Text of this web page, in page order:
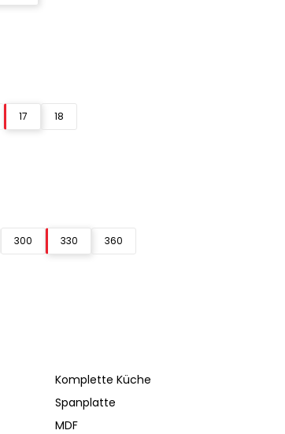
17 18
300 330 360
Komplette Küche
Spanplatte
MDF